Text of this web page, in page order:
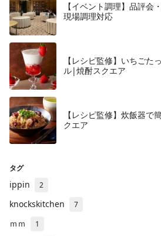
【イベント調理】品評会
現場調理対応
【レシピ監修】いちごた
ル|焼酎スクエア
【レシピ監修】炊飯器
クエア
タグ
ippin 2
knockskitchen 7
ｍｍ 1